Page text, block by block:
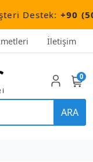
+90 (506)
İletişim
ARA
0